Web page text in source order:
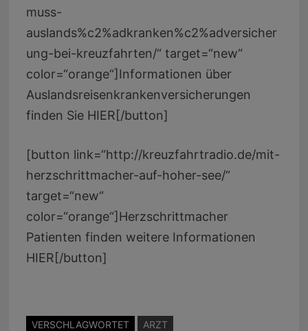
muss-
auslands%c2%adkranken%c2%adversicher
ung-bei-kreuzfahrten/“ target=“new“
color=“orange“]Informationen über
Auslandsreisenkrankenversicherungen
finden Sie HIER[/button]
[button link=“http://kreuzfahrtradio.de/mit-
herzschrittmacher-auf-hoher-see/“
target=“new“
color=“orange“]Herzschrittmacher
Patienten finden weitere Informationen
HIER[/button]
VERSCHLAGWORTET
ARZT